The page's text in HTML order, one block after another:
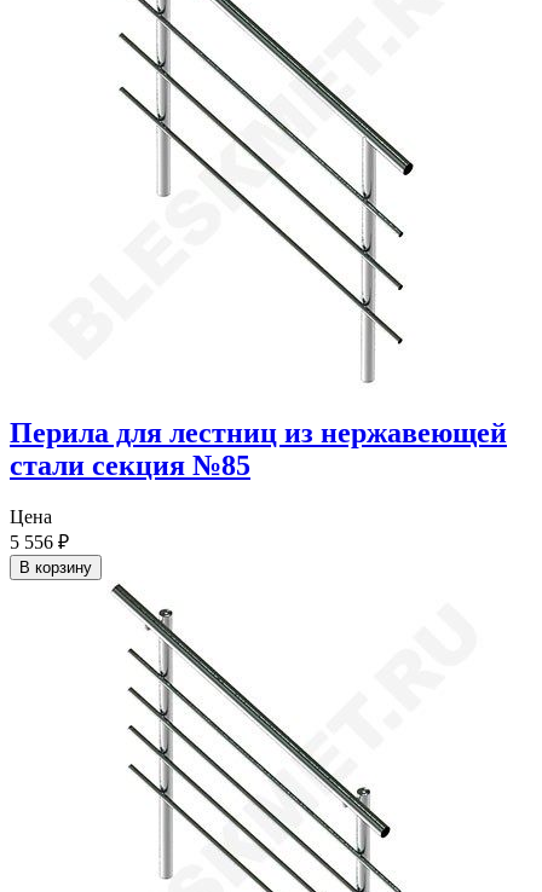
Перила для лестниц из нержавеющей
стали секция №85
Цена
5 556 ₽
В корзину